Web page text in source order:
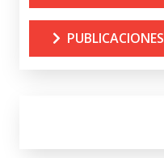
PUBLICACIONES